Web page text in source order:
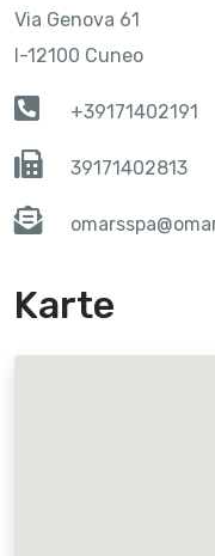
Via Genova 61
I-12100 Cuneo
+39171402191
39171402813
Karte